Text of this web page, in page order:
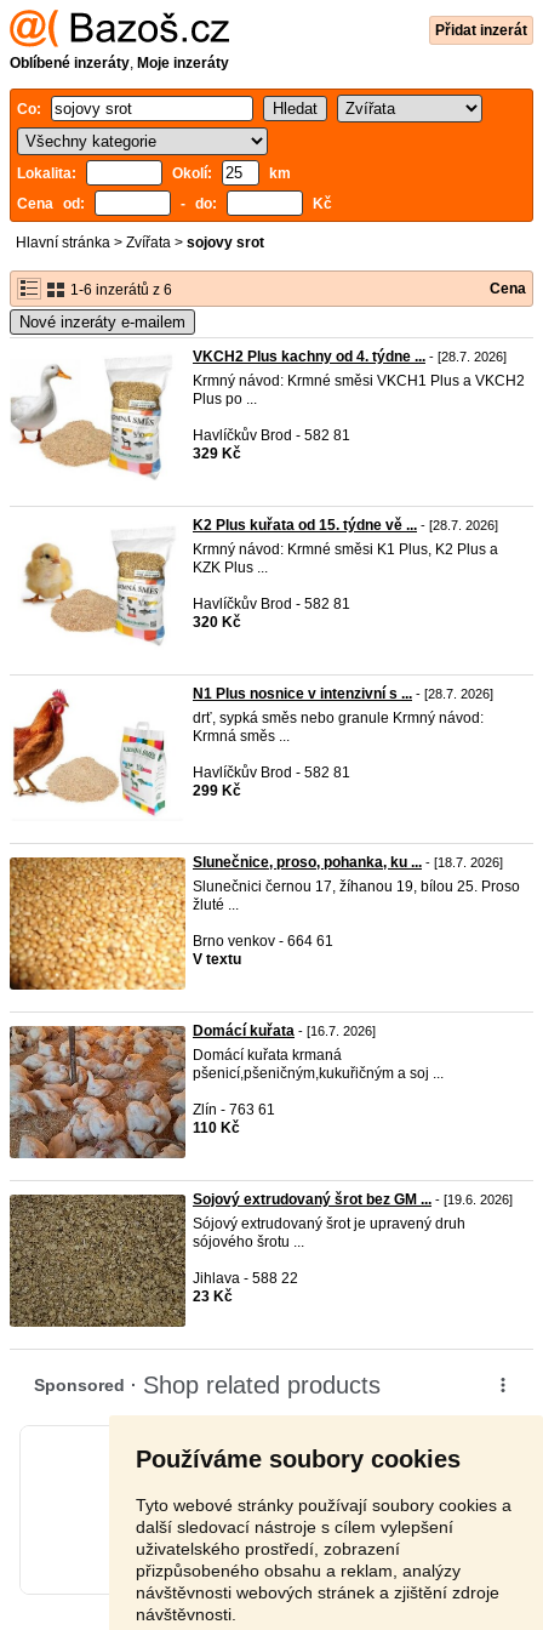
Používáme soubory cookies
Tyto webové stránky používají soubory cookies a
další sledovací nástroje s cílem vylepšení
uživatelského prostředí, zobrazení
přizpůsobeného obsahu a reklam, analýzy
návštěvnosti webových stránek a zjištění zdroje
návštěvnosti.
Přidat inzerát
Oblíbené inzeráty, Moje inzeráty
Co:
Lokalita: Okolí:
km
Cena od:
- do: Kč
Hlavní stránka > Zvířata > sojovy srot
1-6 inzerátů z 6 Cena
Nové inzeráty e-mailem
VKCH2 Plus kachny od 4. týdne ... - [28.7. 2026]
Krmný návod: Krmné směsi VKCH1 Plus a VKCH2
Plus po ...
Havlíčkův Brod - 582 81
329 Kč
K2 Plus kuřata od 15. týdne vě ... - [28.7. 2026]
Krmný návod: Krmné směsi K1 Plus, K2 Plus a
KZK Plus ...
Havlíčkův Brod - 582 81
320 Kč
N1 Plus nosnice v intenzivní s ... - [28.7. 2026]
drť, sypká směs nebo granule Krmný návod:
Krmná směs ...
Havlíčkův Brod - 582 81
299 Kč
Slunečnice, proso, pohanka, ku ... - [18.7. 2026]
Slunečnici černou 17, žíhanou 19, bílou 25. Proso
žluté ...
Brno venkov - 664 61
V textu
Domácí kuřata - [16.7. 2026]
Domácí kuřata krmaná
pšenicí,pšeničným,kukuřičným a soj ...
Zlín - 763 61
110 Kč
Sojový extrudovaný šrot bez GM ... - [19.6. 2026]
Sójový extrudovaný šrot je upravený druh
sójového šrotu ...
Jihlava - 588 22
23 Kč